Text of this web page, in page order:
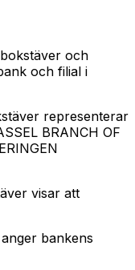
och
och filial i
representerar
BRANCH OF
visar att
bankens